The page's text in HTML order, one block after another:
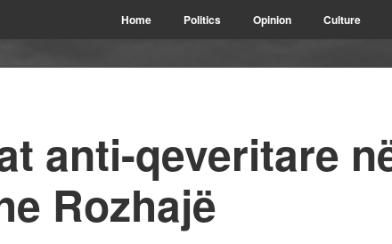
Home Politics Opinion Culture
anti-qeveritare
Rozhajë